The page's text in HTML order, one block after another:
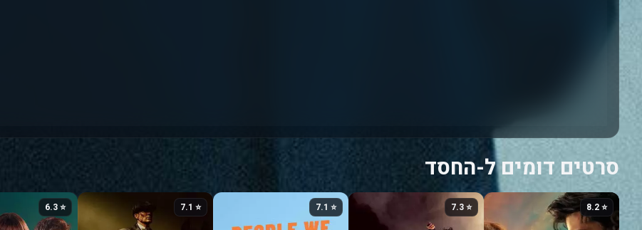
סרטים דומים ל-החסד
⭐ 8.2
⭐ 7.3
⭐ 7.1
⭐ 7.1
⭐ 6.3